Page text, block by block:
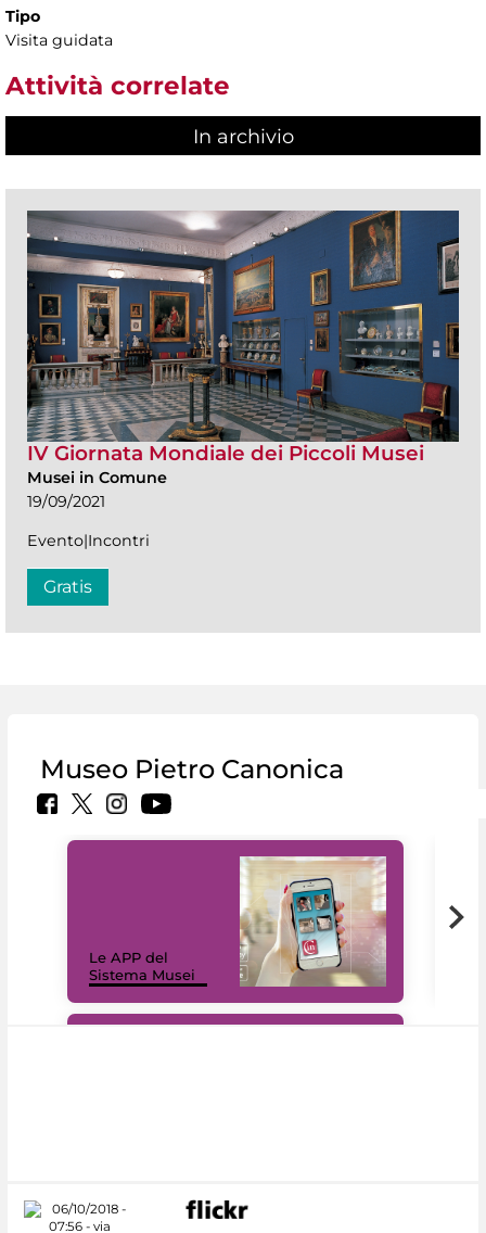
Tipo
Visita guidata
Attività correlate
In archivio
IV Giornata Mondiale dei Piccoli Musei
Musei in Comune
19/09/2021
Evento|Incontri
Gratis
Museo Pietro Canonica
Le APP del
Sistema Musei